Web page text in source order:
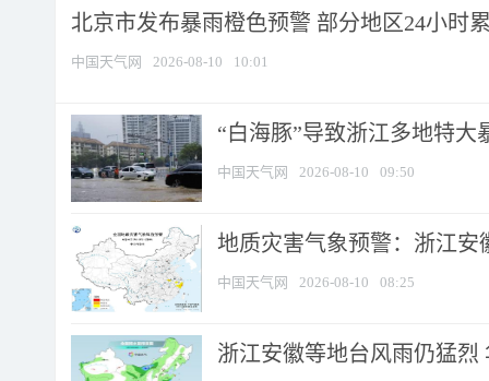
北京市发布暴雨橙色预警 部分地区24小时
中国天气网 2026-08-10 10:01
“白海豚”导致浙江多地特大
中国天气网 2026-08-10 09:50
地质灾害气象预警：浙江安
中国天气网 2026-08-10 08:25
浙江安徽等地台风雨仍猛烈